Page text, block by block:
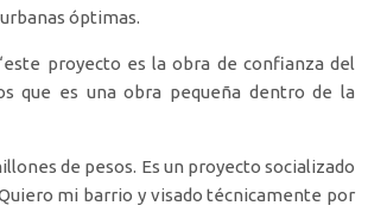
óptimas.
proyecto es la obra de confianza del
que es una obra pequeña dentro de la
de pesos. Es un proyecto socializado
mi barrio y visado técnicamente por